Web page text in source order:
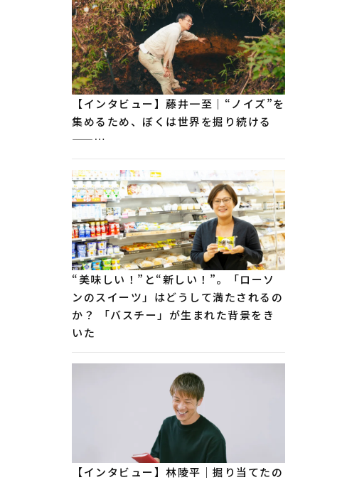
【インタビュー】藤井一至｜“ノイズ”を
集めるため、ぼくは世界を掘り続ける
——…
“美味しい！”と“新しい！”。「ローソ
ンのスイーツ」はどうして満たされるの
か？ 「バスチー」が生まれた背景をき
いた
【インタビュー】林陵平｜掘り当てたの